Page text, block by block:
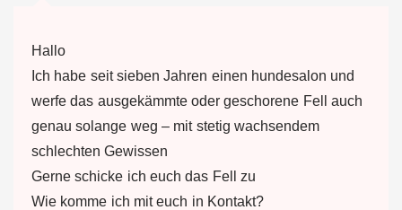
Hallo
Ich habe seit sieben Jahren einen hundesalon und
werfe das ausgekämmte oder geschorene Fell auch
genau solange weg – mit stetig wachsendem
schlechten Gewissen
Gerne schicke ich euch das Fell zu
Wie komme ich mit euch in Kontakt?